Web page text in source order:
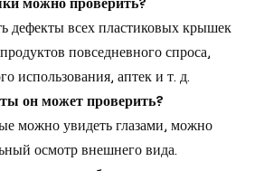
дефекты всех пластиковых крышек
повседневного спроса,
использования, аптек и т. д.
он может проверить?
можно увидеть глазами, можно
осмотр внешнего вида.